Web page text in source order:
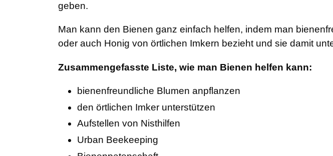
geben.
Man kann den Bienen ganz einfach helfen, indem man
oder auch Honig von örtlichen Imkern bezieht und sie damit
Zusammengefasste Liste, wie man Bienen helfen kann:
bienenfreundliche Blumen anpflanzen
den örtlichen Imker unterstützen
Aufstellen von Nisthilfen
Urban Beekeeping